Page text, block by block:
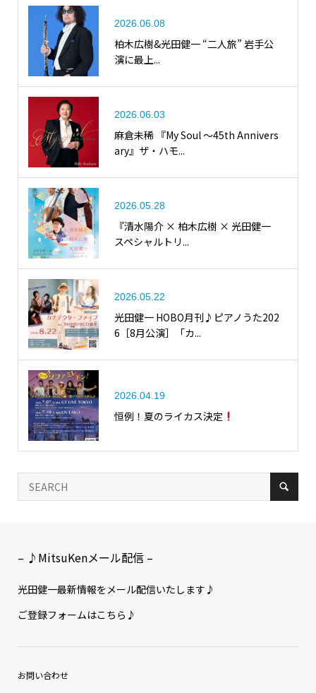
2026.06.08
柏木広樹&光田健一 “二人旅” 岩手公
演に最上...
2026.06.03
麻倉未稀 『My Soul ～45th Annivers
ary』ザ・ハモ...
2026.05.28
『清水陽介 × 柏木広樹 × 光田健一
スペシャルトリ...
2026.05.22
光田健一 HOBO月刊♪ピアノうた202
6［8月公演］「カ...
2026.04.19
恒例！夏のライカス決定
– ♪MitsuKenメール配信 –
光田健一最新情報をメール配信いたします♪
ご登録フォームはこちら♪
お問い合わせ